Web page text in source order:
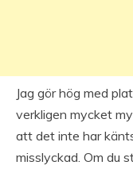
Jag gör hög med
verkligen mycket
att det inte har
misslyckad. Om du